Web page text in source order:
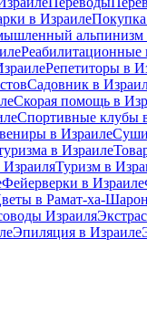
в Израиле
альпинизм
Реабилитационные
Репетиторы в
Садовник в
Скорая помощь в
Спортивные клубы
в Израиле
в Израиле
ИзраиляТуризм в
Фейерверки в Израиле
в Рамат-ха-
Израиля
Эпиляция в Израиле